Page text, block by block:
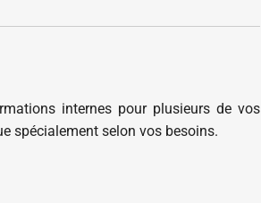
internes pour plusieurs de vos
spécialement selon vos besoins.